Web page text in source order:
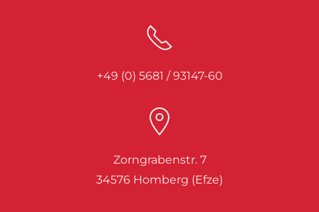
+49 (0) 5681 / 93147-60
Zorngrabenstr. 7
34576 Homberg (Efze)